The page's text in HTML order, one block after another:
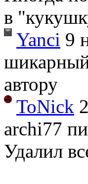
в
Yanci 9
шикарный
автору
ToNick
archi77
Удалил